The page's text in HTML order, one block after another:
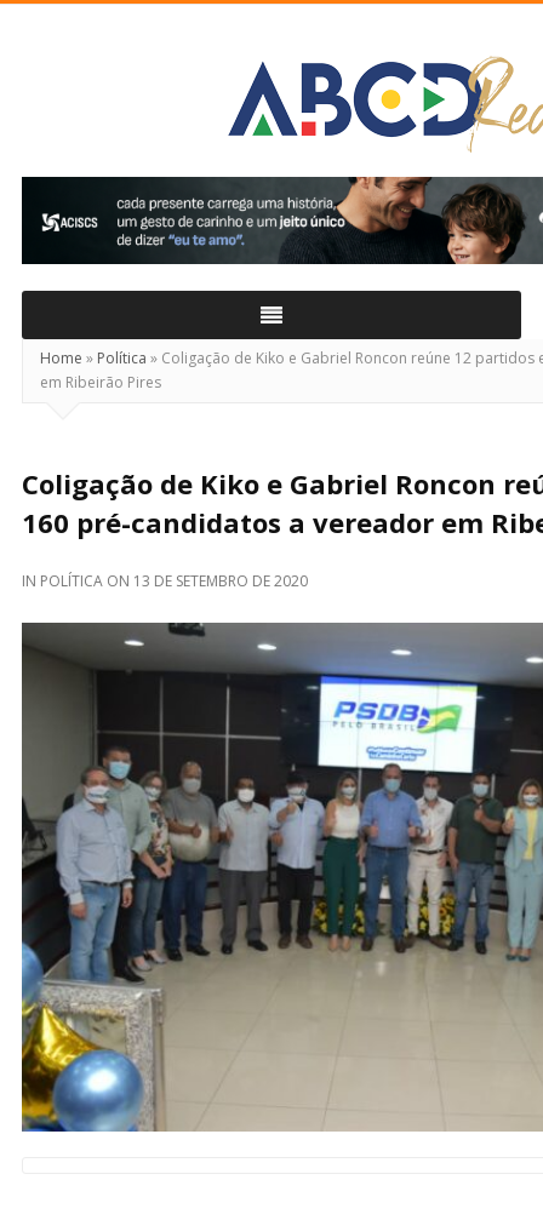
Home » Política » Coligação de Kiko e Gabriel Roncon reúne 12
em Ribeirão Pires
Coligação de Kiko e Gabriel Roncon
160 pré-candidatos a vereador em
IN POLÍTICA ON 13 DE SETEMBRO DE 2020